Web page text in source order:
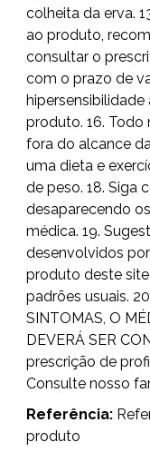
colheita da erva.
ao produto,
consultar o
com o prazo de
produto. 16.
fora do alcance
uma dieta e
de peso. 18. Siga
desaparecendo
médica. 19.
desenvolvidos
produto deste
padrões usuais.
SINTOMAS, O
DEVERÁ SER
prescrição de
Consulte nosso
Referência:
produto